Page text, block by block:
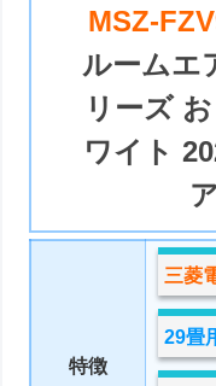
MSZ-
ルームエ
リーズ
ワイト
特徴
三菱
29畳